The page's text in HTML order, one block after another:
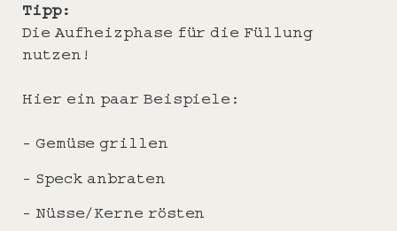
Tipp:
Die Aufheizphase für die Füllung
nutzen!
Hier ein paar Beispiele:
– Gemüse grillen
– Speck anbraten
– Nüsse/Kerne rösten